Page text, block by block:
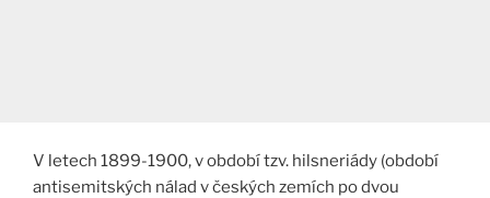
V letech 1899-1900, v období tzv. hilsneriády (období
antisemitských nálad v českých zemích po dvou